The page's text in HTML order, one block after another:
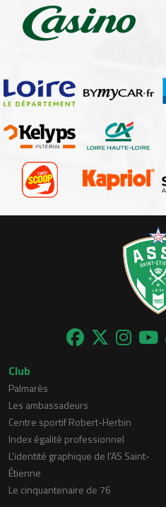
Club
Palmarès
Les ambassadeurs
Centre sportif Robert-Herbin
Index égalité professionnel
L'identité graphique de l'AS Saint-
Étienne
Le cinquantenaire de 76